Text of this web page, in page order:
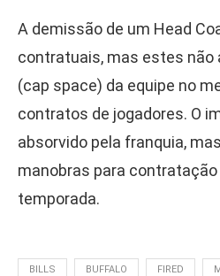
A demissão de um Head
contratuais, mas estes não
(cap space) da equipe no
contratos de jogadores. O
absorvido pela franquia,
manobras para
temporada.
BILLS BUFFALO FIRED